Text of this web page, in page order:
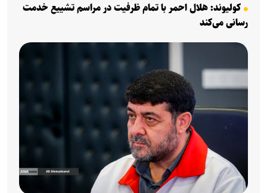
کولیوند: هلال احمر با تمام ظرفیت در مراسم تشییع خدمت
رسانی می‌کند